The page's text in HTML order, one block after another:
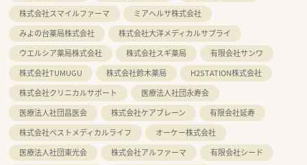
株式会社スマイルファーマ
ミアヘルサ株式会社
みよの台薬局株式会社
株式会社大洋メディカルサプライ
ウエルシア薬局株式会社
株式会社スギ薬局
有限会社サンワ
株式会社TUMUGU
株式会社鈴木薬局
H2STATION株式会社
株式会社クリニカルサポート
医療法人社団永寿会
医療法人社団昌医会
株式会社ケアブレーン
有限会社延寿
株式会社ベストメディカルライフ
オーケー株式会社
医療法人社団東光会
株式会社アルファーマ
有限会社シード